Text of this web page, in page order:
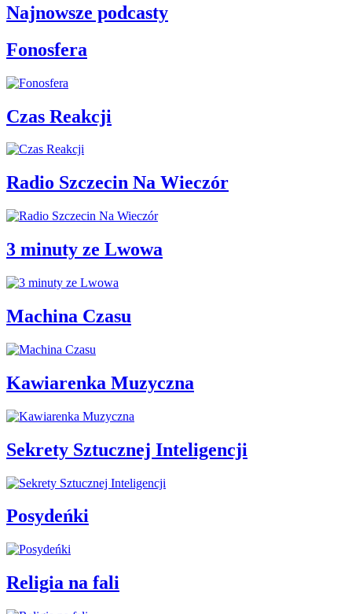
Najnowsze podcasty
Fonosfera
Czas Reakcji
Radio Szczecin Na Wieczór
3 minuty ze Lwowa
Machina Czasu
Kawiarenka Muzyczna
Sekrety Sztucznej Inteligencji
Posydeńki
Religia na fali